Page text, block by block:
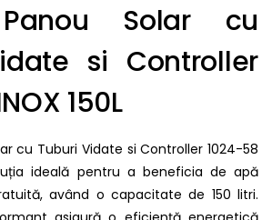
Solar cu
si Controller
150L
cu Tuburi Vidate si Controller 1024-58
ideală pentru a beneficia de apă
având o capacitate de 150 litri.